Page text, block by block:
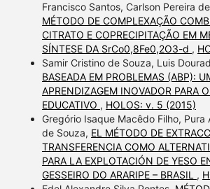
Francisco Santos, Carlson Pereira
MÉTODO DE COMPLEXAÇÃO
CITRATO E COPRECIPITAÇÃO EM
SÍNTESE DA SrCo0,8Fe0,2O3-d ,
Samir Cristino de Souza, Luis
BASEADA EM PROBLEMAS (ABP):
APRENDIZAGEM INOVADOR PARA
EDUCATIVO , HOLOS: v. 5 (2015)
Gregório Isaque Macêdo Filho, Pura
de Souza, EL MÉTODO DE
TRANSFERENCIA COMO
PARA LA EXPLOTACIÓN DE YESO
GESSEIRO DO ARARIPE – BRASIL ,